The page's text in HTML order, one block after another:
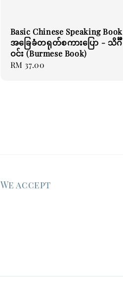
Basic Chinese Speaking Book
အခြေခံတရုတ်စကားပြော - သိင်္ဂီ
ဝင်း (Burmese Book)
Regular
RM 37.00
We accept